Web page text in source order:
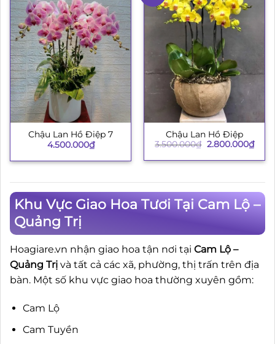
Chậu Lan Hồ Điệp 7
4.500.000₫
Chậu Lan Hồ Điệp
3.500.000₫ Giá
là:
2.800.000₫Giá
hiện
tại
Khu Vực Giao Hoa Tươi Tại Cam Lộ –
Quảng Trị
Hoagiare.vn nhận giao hoa tận nơi tại Cam Lộ –
Quảng Trị và tất cả các xã, phường, thị trấn trên địa
bàn. Một số khu vực giao hoa thường xuyên gồm:
Cam Lộ
Cam Tuyền